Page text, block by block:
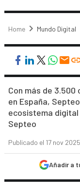
Home Mundo Digital
Con más de
en España,
ecosistema digital
Septeo
Publicado el 17 nov 2025
Añadir a